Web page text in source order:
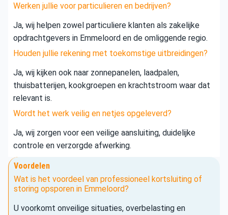
Werken jullie voor particulieren en bedrijven?
Ja, wij helpen zowel particuliere klanten als zakelijke
opdrachtgevers in Emmeloord en de omliggende regio.
Houden jullie rekening met toekomstige uitbreidingen?
Ja, wij kijken ook naar zonnepanelen, laadpalen,
thuisbatterijen, kookgroepen en krachtstroom waar dat
relevant is.
Wordt het werk veilig en netjes opgeleverd?
Ja, wij zorgen voor een veilige aansluiting, duidelijke
controle en verzorgde afwerking.
Voordelen
Wat is het voordeel van professioneel kortsluiting of
storing opsporen in Emmeloord?
U voorkomt onveilige situaties, overbelasting en